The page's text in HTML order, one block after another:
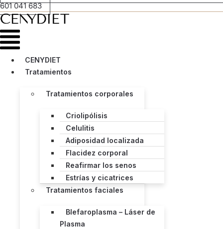
601 041 683
Menú
CENYDIET
Tratamientos
Tratamientos corporales
Criolipólisis
Celulitis
Adiposidad localizada
Flacidez corporal
Reafirmar los senos
Estrías y cicatrices
Tratamientos faciales
Blefaroplasma – Láser de
Plasma